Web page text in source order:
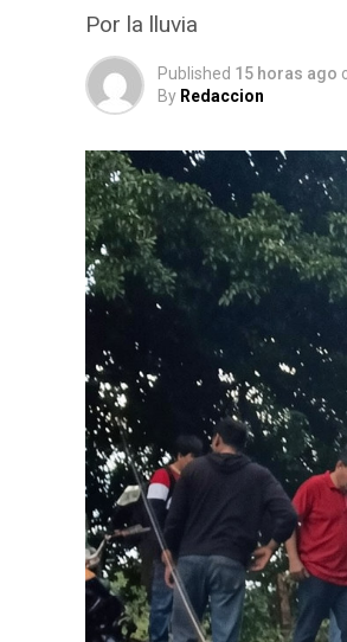
Por la lluvia
Published 15 horas ago
By Redaccion